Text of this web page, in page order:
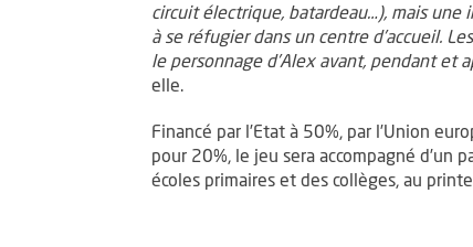
circuit électrique, batardeau…), mais
à se réfugier dans un centre d’accueil.
le personnage d’Alex avant, pendant et
elle.
Financé par l’Etat à 50%, par l’Union
pour 20%, le jeu sera accompagné d’un
écoles primaires et des collèges, au